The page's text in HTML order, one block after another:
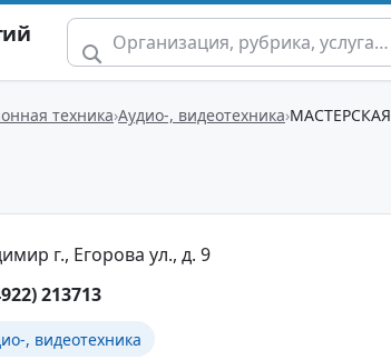
техника Аудио-, видеотехника МАСТЕРСКАЯ
г., Егорова ул., д. 9
213713
, видеотехника